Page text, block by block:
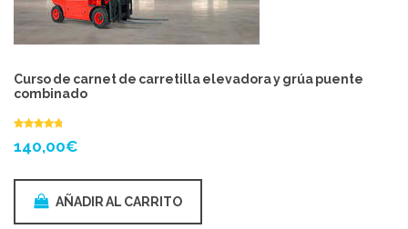
Curso de carnet de carretilla elevadora y grúa puente
combinado
140,00€
AÑADIR AL CARRITO